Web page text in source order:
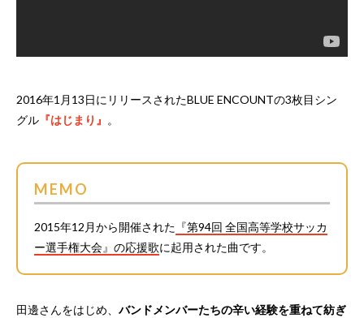
2016年1月13日にリリースされたBLUE ENCOUNTの3枚目シン
グル 『はじまり』 。
MEMO
2015年12月から開催された 『第94回 全国高等学校サッカ
ー選手権大会』の応援歌に起用された曲です。
田邊さんをはじめ、 バンドメンバーたちの辛い経験を重ねて紡ぎ